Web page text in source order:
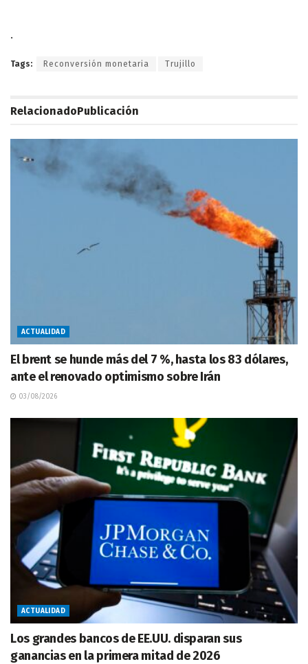
.
Tags: Reconversión monetaria Trujillo
RelacionadoPublicación
ACTUALIDAD
El brent se hunde más del 7 %, hasta los 83 dólares,
ante el renovado optimismo sobre Irán
03/08/2026
ACTUALIDAD
Los grandes bancos de EE.UU. disparan sus
ganancias en la primera mitad de 2026